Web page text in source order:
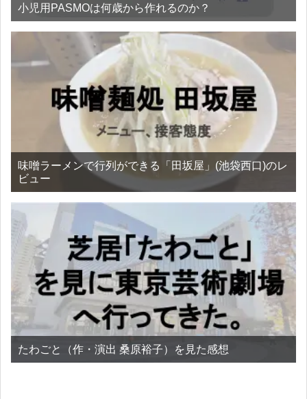
小児用PASMOは何歳から作れるのか？
味噌ラーメンで行列ができる「田坂屋」(池袋西口)のレ
ビュー
たわごと（作・演出 桑原裕子）を見た感想